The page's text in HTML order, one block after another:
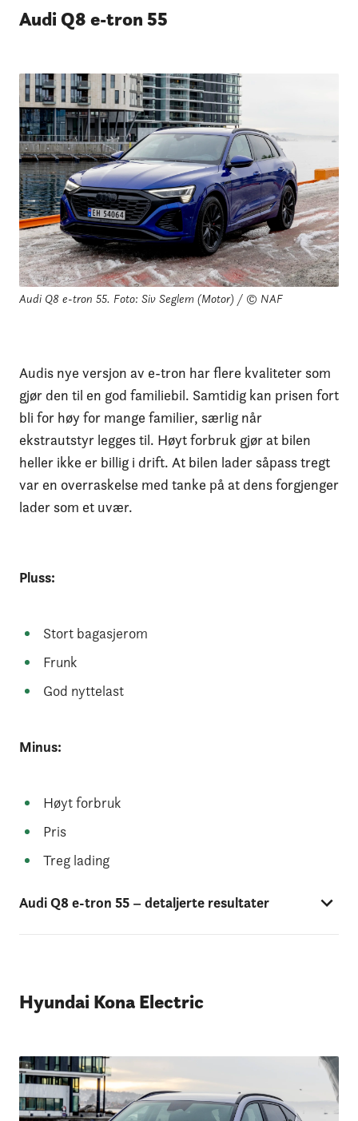
Audi Q8 e-tron 55
Audi Q8 e-tron 55. Foto: Siv Seglem (Motor) / © NAF
Audis nye versjon av e-tron har flere kvaliteter som
gjør den til en god familiebil. Samtidig kan prisen fort
bli for høy for mange familier, særlig når
ekstrautstyr legges til. Høyt forbruk gjør at bilen
heller ikke er billig i drift. At bilen lader såpass tregt
var en overraskelse med tanke på at dens forgjenger
lader som et uvær.
Pluss:
Stort bagasjerom
Frunk
God nyttelast
Minus:
Høyt forbruk
Pris
Treg lading
Audi Q8 e-tron 55 – detaljerte resultater
Hyundai Kona Electric